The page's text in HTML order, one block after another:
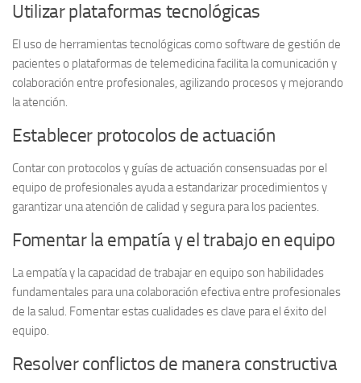
Utilizar plataformas tecnológicas
El uso de herramientas tecnológicas como software de gestión de
pacientes o plataformas de telemedicina facilita la comunicación y
colaboración entre profesionales, agilizando procesos y mejorando
la atención.
Establecer protocolos de actuación
Contar con protocolos y guías de actuación consensuadas por el
equipo de profesionales ayuda a estandarizar procedimientos y
garantizar una atención de calidad y segura para los pacientes.
Fomentar la empatía y el trabajo en equipo
La empatía y la capacidad de trabajar en equipo son habilidades
fundamentales para una colaboración efectiva entre profesionales
de la salud. Fomentar estas cualidades es clave para el éxito del
equipo.
Resolver conflictos de manera constructiva